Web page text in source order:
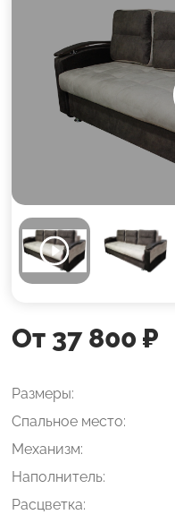
От 37 800 ₽
Размеры:
Спальное место:
Механизм:
Наполнитель:
Расцветка: